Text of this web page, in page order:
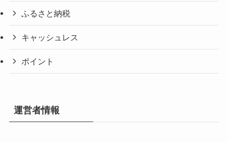
ふるさと納税
キャッシュレス
ポイント
運営者情報